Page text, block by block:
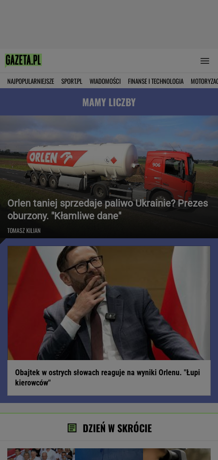
NAJPOPULARNIEJSZE SPORT.PL WIADOMOŚCI FINANSE I TECHNOLOGIA
MAMY LICZBY
Orlen taniej sprzedaje paliwo Ukrainie? Prezes
oburzony. "Kłamliwe dane"
TOMASZ KILIAN
Obajtek w ostrych słowach reaguje na wyniki Orlenu. "Łupi
kierowców"
DZIEŃ W SKRÓCIE